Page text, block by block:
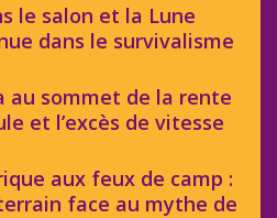
le salon et la Lune
dans le survivalisme
au sommet de la rente
et l’excès de vitesse
aux feux de camp :
face au mythe de